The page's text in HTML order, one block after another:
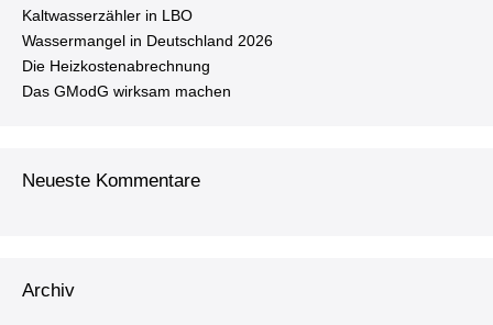
Kalt­was­ser­zäh­ler in LBO
Was­ser­man­gel in Deutsch­land 2026
Die Heiz­kos­ten­ab­rech­nung
Das GModG wirksam machen
Neueste Kommentare
Archiv